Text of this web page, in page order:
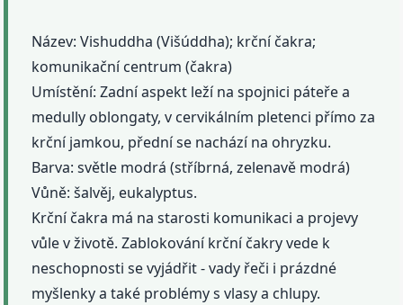
Název: Vishuddha (Višúddha); krční čakra;
komunikační centrum (čakra)
Umístění: Zadní aspekt leží na spojnici páteře a
medully oblongaty, v cervikálním pletenci přímo za
krční jamkou, přední se nachází na ohryzku.
Barva: světle modrá (stříbrná, zelenavě modrá)
Vůně: šalvěj, eukalyptus.
Krční čakra má na starosti komunikaci a projevy
vůle v životě. Zablokování krční čakry vede k
neschopnosti se vyjádřit - vady řeči i prázdné
myšlenky a také problémy s vlasy a chlupy.